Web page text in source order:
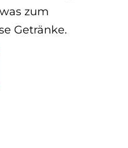
zum
Getränke.